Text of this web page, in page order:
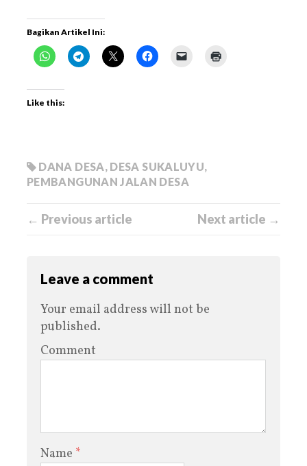
Bagikan Artikel Ini:
Like this:
DANA DESA, DESA SUKALUYU,
PEMBANGUNAN JALAN DESA
← Previous article Next article →
Leave a comment
Your email address will not be
published.
Comment
Name *